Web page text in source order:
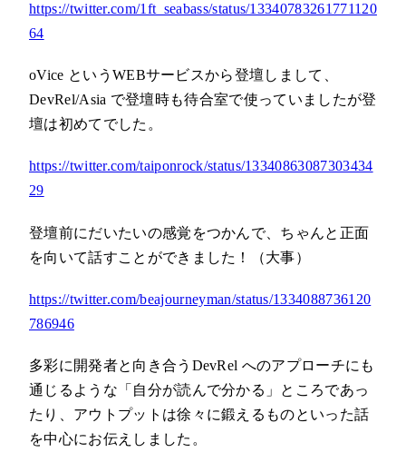
https://twitter.com/1ft_seabass/status/13340783261771120
64
oVice というWEBサービスから登壇しまして、
DevRel/Asia で登壇時も待合室で使っていましたが登
壇は初めてでした。
https://twitter.com/taiponrock/status/13340863087303434
29
登壇前にだいたいの感覚をつかんで、ちゃんと正面
を向いて話すことができました！（大事）
https://twitter.com/beajourneyman/status/1334088736120
786946
多彩に開発者と向き合うDevRel へのアプローチにも
通じるような「自分が読んで分かる」ところであっ
たり、アウトプットは徐々に鍛えるものといった話
を中心にお伝えしました。